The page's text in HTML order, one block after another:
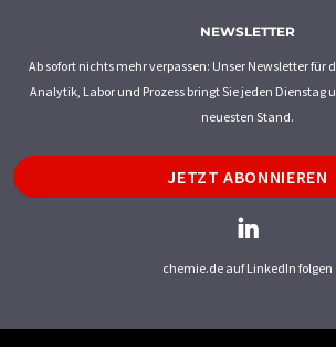
NEWSLETTER
Ab sofort nichts mehr verpassen: Unser Newsletter für
Analytik, Labor und Prozess bringt Sie jeden Dienstag
neuesten Stand.
JETZT ABONNIEREN
chemie.de auf LinkedIn folgen